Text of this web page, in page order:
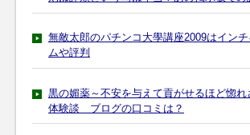
無敵太郎のパチンコ大學講座2009はイン
ムや評判
黒の媚薬～不安を与えて貢がせるほど惚
体験談 ブログの口コミは？